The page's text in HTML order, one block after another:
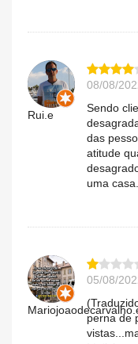
Rui.e
08/08/
Sendo
das
atitude
uma casa.
05/08/
perna de